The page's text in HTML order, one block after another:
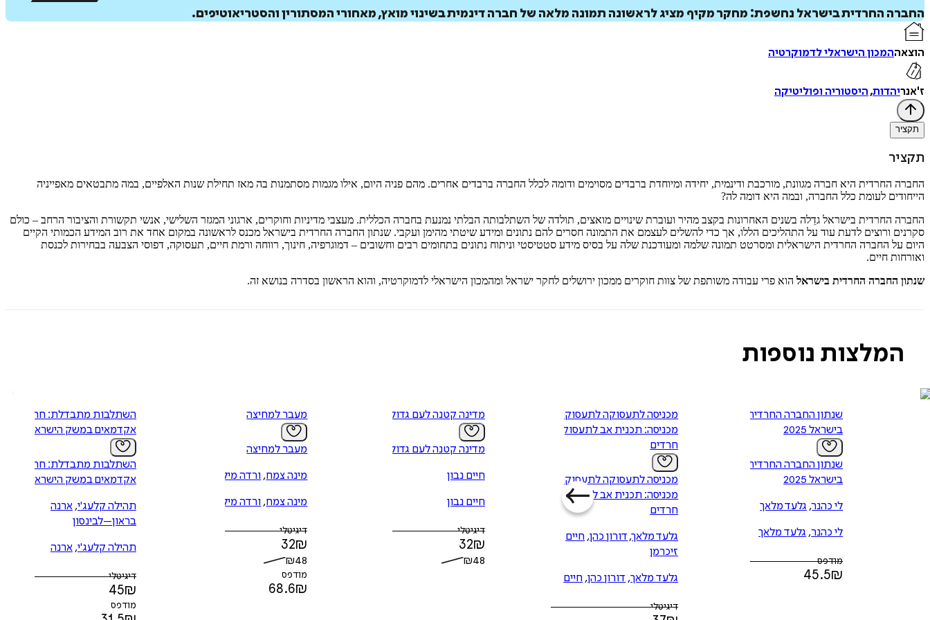
החברה החרדית בישראל נחשפת: מחקר מקיף מציג לראשונה תמונה מלאה של חברה דינמית בשינוי מואץ, מאחורי המסתורין והסטריאוטיפים.
הוצאההמכון הישראלי לדמוקרטיה
ז'אנריהדות,היסטוריה ופוליטיקה
תקציר
תקציר
החברה החרדית היא חברה מגוונת, מורכבת ודינמית, יחידה ומיוחדת ברבדים מסוימים ודומה לכלל החברה ברבדים אחרים. מהם פניה היום, אילו מגמות מסתמנות בה מאז תחילת שנות האלפיים, במה מתבטאים מאפייניה
הייחודים לעומת כלל החברה, ובמה היא דומה לה?
החברה החרדית בישראל גדֵלה בשנים האחרונות בקצב מהיר ועוברת שינויים מואצים, תולדה של השתלבותה הבלתי נמנעת בחברה הכללית. מעצבי מדיניות וחוקרים, ארגוני המגזר השלישי, אנשי תקשורת והציבור הרחב – כולם
סקרנים ורוצים לדעת עוד על התהליכים הללו, אך כדי להשלים לעצמם את התמונה חסרים להם נתונים ומידע שיטתי מהימן ועקבי. שנתון החברה החרדית בישראל מכנס לראשונה במקום אחד את רוב המידע הכמותי הקיים
היום על החברה החרדית הישראלית ומסרטט תמונה שלמה ומעודכנת שלה על בסיס מידע סטטיסטי וניתוח נתונים בתחומים רבים וחשובים – דמוגרפיה, חינוך, רווחה ורמת חיים, תעסוקה, דפוסי הצבעה בבחירות לכנסת
ואורחות חיים.
שנתון החברה החרדית בישראל הוא פרי עבודה משותפת של צוות חוקרים ממכון ירושלים לחקר ישראל ומהמכון הישראלי לדמוקרטיה, והוא הראשון בסדרה בנושא זה.
המלצות נוספות
שנתון החברה החרדית
בישראל 2025
שנתון החברה החרדית
בישראל 2025
לי כהנר, גלעד מלאך
לי כהנר, גלעד מלאך
מודפס
45.5₪
מכניסה לתעסוקה לתעסוקה
מכניסה: תכנית אב לתעסוקת
חרדים
מכניסה לתעסוקה לתעסוקה
מכניסה: תכנית אב לתעסוקת
חרדים
גלעד מלאך, דורון כהן, חיים
זיכרמן
גלעד מלאך, דורון כהן, חיים
דיגיטלי
מדינה קטנה לעם גדול
מדינה קטנה לעם גדול
חיים נבון
חיים נבון
דיגיטלי
32₪
₪48
מעבר למחיצה
מעבר למחיצה
מינה צמח, ורדה מילבאואר
מינה צמח, ורדה מילבאואר
דיגיטלי
32₪
₪48
מודפס
68.6₪
השתלבות מתבדלת: חרדים
אקדמאים במשק הישראלי
השתלבות מתבדלת: חרדים
אקדמאים במשק הישראלי
תהילה קלעג'י,ארנה
בראון–לבינסון
תהילה קלעג'י,ארנה
דיגיטלי
45₪
מודפס